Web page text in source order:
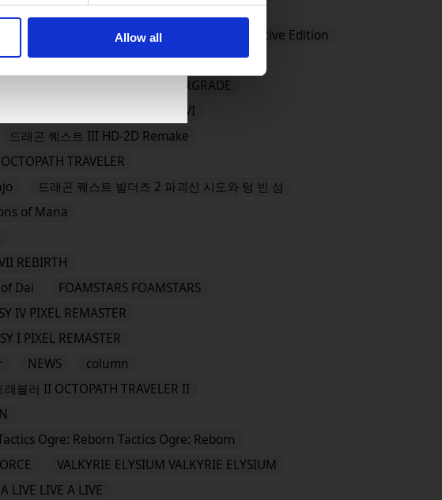
Allow all
FINAL FANTASY X/X-2 HD Remaster
드래곤 퀘스트 XI S 지나간 시간을 찾아서 - Definitive Edition
모험가 엘리엇의 천 년 이야기
FINAL FANTASY VII REMAKE INTERGRADE
FINAL FANTASY XVI
드래곤 퀘스트 III HD-2D Remake
TRAVELER
드래곤 퀘스트 빌더즈 2 파괴신 시도와 텅 빈 섬
of Mana
REBIRTH
Dai
FOAMSTARS FOAMSTARS
IV PIXEL REMASTER
I PIXEL REMASTER
NEWS
column
래블러 II OCTOPATH TRAVELER II
Ogre: Reborn Tactics Ogre: Reborn
VALKYRIE ELYSIUM VALKYRIE ELYSIUM
LIVE LIVE A LIVE